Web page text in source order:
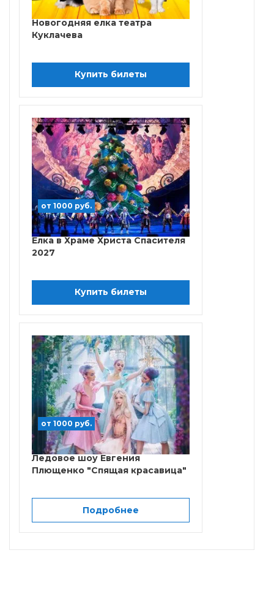
Новогодняя елка театра
Куклачева
Купить билеты
от 1000 руб.
Елка в Храме Христа Спасителя
2027
Купить билеты
от 1000 руб.
Ледовое шоу Евгения
Плющенко "Спящая красавица"
Подробнее